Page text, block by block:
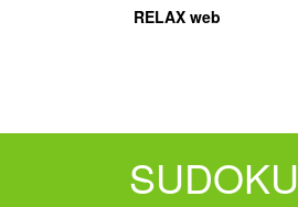
RELAX web
SUDOKU